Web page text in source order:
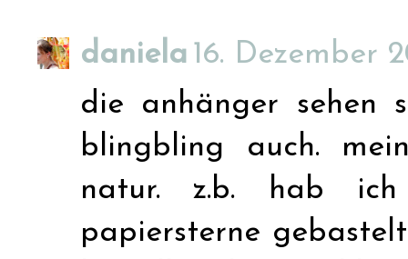
daniela 16. Dezember
die anhänger sehen
blingbling auch.
natur. z.b. hab
papiersterne